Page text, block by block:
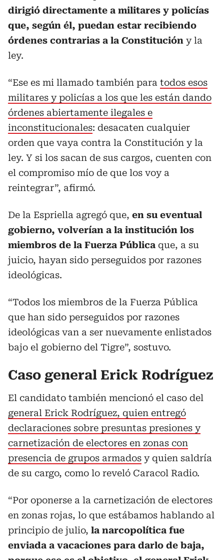
dirigió directamente a militares y policías
que, según él, puedan estar recibiendo
órdenes contrarias a la Constitución y la
ley.
“Ese es mi llamado también para todos esos
militares y policías a los que les están dando
órdenes abiertamente ilegales e
inconstitucionales: desacaten cualquier
orden que vaya contra la Constitución y la
ley. Y si los sacan de sus cargos, cuenten con
el compromiso mío de que los voy a
reintegrar”, afirmó.
De la Espriella agregó que, en su eventual
gobierno, volverían a la institución los
miembros de la Fuerza Pública que, a su
juicio, hayan sido perseguidos por razones
ideológicas.
“Todos los miembros de la Fuerza Pública
que han sido perseguidos por razones
ideológicas van a ser nuevamente enlistados
bajo el gobierno del Tigre”, sostuvo.
Caso general Erick Rodríguez
El candidato también mencionó el caso del
general Erick Rodríguez, quien entregó
declaraciones sobre presuntas presiones y
carnetización de electores en zonas con
presencia de grupos armados y quien saldría
de su cargo, como lo reveló Caracol Radio.
“Por oponerse a la carnetización de electores
en zonas rojas, lo que estábamos hablando al
principio de julio, la narcopolítica fue
enviada a vacaciones para darlo de baja,